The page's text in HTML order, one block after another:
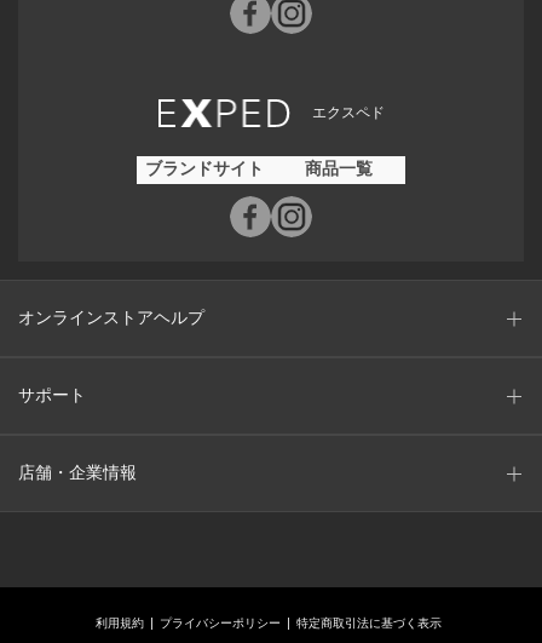
エクスペド
ブランドサイト 商品一覧
オンラインストアヘルプ
サポート
店舗・企業情報
利用規約 プライバシーポリシー 特定商取引法に基づく表示